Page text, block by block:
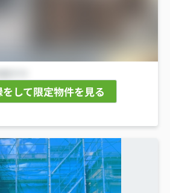
して限定物件を見る